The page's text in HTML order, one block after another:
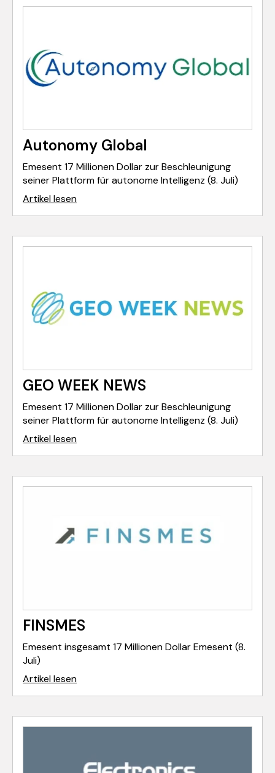
Autonomy Global
Emesent 17 Millionen Dollar zur Beschleunigung
seiner Plattform für autonome Intelligenz (8. Juli)
Artikel lesen
GEO WEEK NEWS
Emesent 17 Millionen Dollar zur Beschleunigung
seiner Plattform für autonome Intelligenz (8. Juli)
Artikel lesen
FINSMES
Emesent insgesamt 17 Millionen Dollar Emesent (8.
Juli)
Artikel lesen